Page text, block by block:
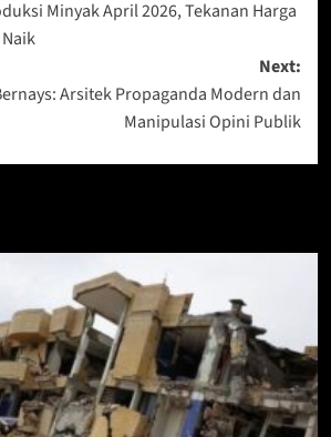
Minyak April 2026, Tekanan Harga
Next:
Arsitek Propaganda Modern dan
Manipulasi Opini Publik